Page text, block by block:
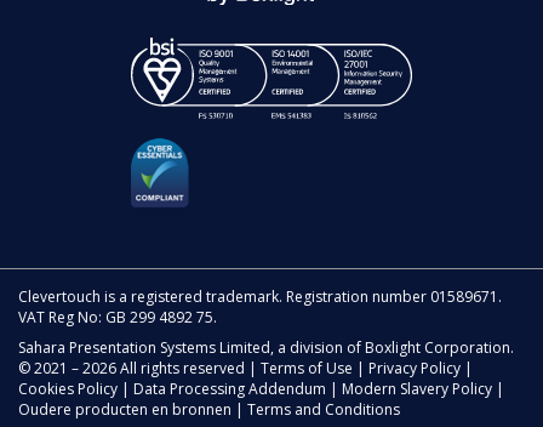
Clevertouch is a registered trademark. Registration number 01589671.
VAT Reg No: GB 299 4892 75.
Sahara Presentation Systems Limited, a division of Boxlight Corporation.
© 2021 – 2026 All rights reserved | Terms of Use | Privacy Policy |
Cookies Policy | Data Processing Addendum | Modern Slavery Policy |
Oudere producten en bronnen | Terms and Conditions